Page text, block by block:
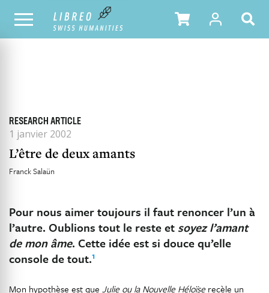
TOUS LES NUMÉROS SOMMAIRE DU NUMÉRO
RESEARCH ARTICLE
1 janvier 2002
L’être de deux amants
Franck Salaün
Pour nous aimer toujours il faut renoncer l’un à
l’autre. Oublions tout le reste etsoyez l’amant
de mon âme. Cette idée est si douce qu’elle
console de tout.1
Mon hypothèse est que Julie ou la Nouvelle Héloïse recèle un